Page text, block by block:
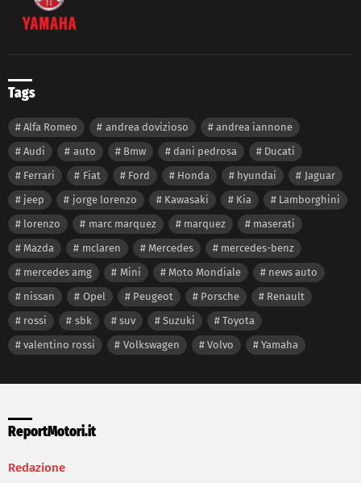
Tags
Alfa Romeo andrea dovizioso
andrea iannone
Audi
auto Bmw dani pedrosa
Ducati
Ferrari
Fiat Ford Honda hyundai
Jaguar
jeep
jorge lorenzo Kawasaki Kia
Lamborghini
lorenzo
marc marquez marquez
maserati
Mazda
mclaren Mercedes
mercedes-benz
mercedes amg
Mini Moto Mondiale
news auto
nissan
Opel Peugeot Porsche
Renault
rossi
sbk suv Suzuki
Toyota
valentino rossi
Volkswagen Volvo Yamaha
ReportMotori.it
Redazione